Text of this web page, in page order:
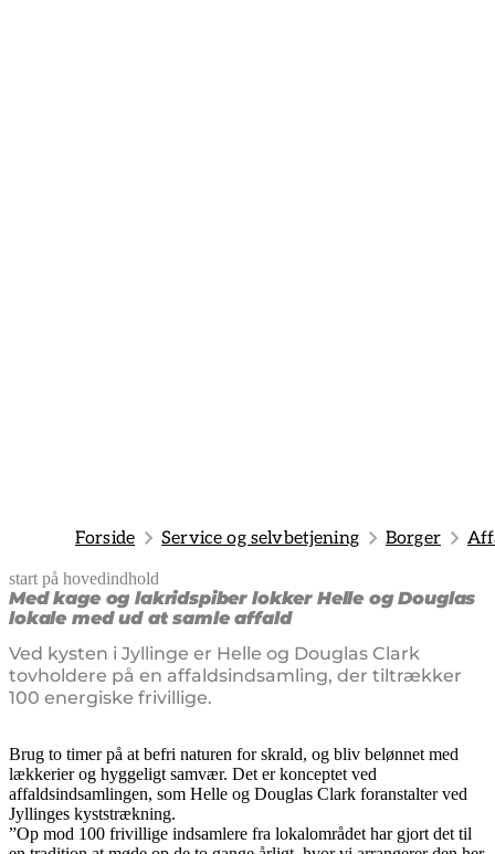
Forside Service og selvbetjening Borger
start på hovedindhold
Med kage og lakridspiber lokker Helle og Douglas
lokale med ud at samle affald
Ved kysten i Jyllinge er Helle og Douglas Clark
tovholdere på en affaldsindsamling, der tiltrækker
100 energiske frivillige.
senest opdateret 25. juni 2026
Brug to timer på at befri naturen for skrald, og bliv belønnet med
lækkerier og hyggeligt samvær. Det er konceptet ved
affaldsindsamlingen, som Helle og Douglas Clark foranstalter ved
Jyllinges kyststrækning.
”Op mod 100 frivillige indsamlere fra lokalområdet har gjort det til